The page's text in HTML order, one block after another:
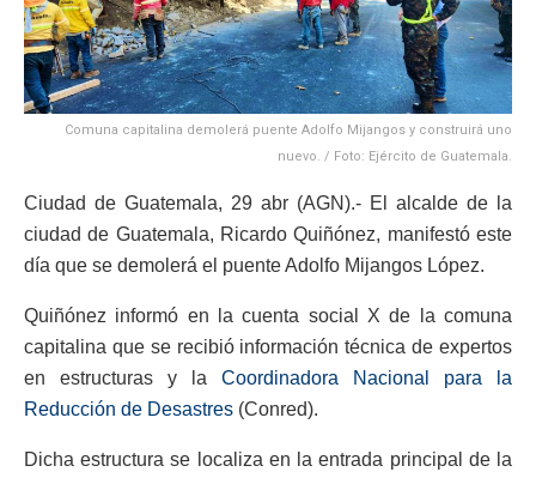
Comuna capitalina demolerá puente Adolfo Mijangos y construirá uno
nuevo. / Foto: Ejército de Guatemala.
Ciudad de Guatemala, 29 abr (AGN).- El alcalde de la
ciudad de Guatemala, Ricardo Quiñónez, manifestó este
día que se demolerá el puente Adolfo Mijangos López.
Quiñónez informó en la cuenta social X de la comuna
capitalina que se recibió información técnica de expertos
en estructuras y la Coordinadora Nacional para la
Reducción de Desastres (Conred).
Dicha estructura se localiza en la entrada principal de la